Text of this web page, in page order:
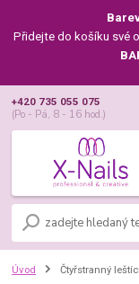
Přidejte do košíku své
+420 735 055 075
(Po - Pá, 8 - 16 hod.)
Úvod Čtyřstranný